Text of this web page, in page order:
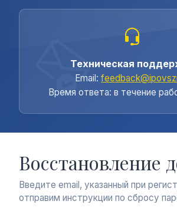
Восстановление
Введите email, указанный при
отправим инструкции по сбросу
Техническая
Email:
Время ответа: в течение